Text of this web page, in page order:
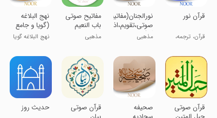
‏‏قرآن نور
قرآن، ترجمه،
‏‏نورالجنان(مفاتیح
صوتی،تقویم،اذان
گو)
مذهبی
مفاتیح صوتی
باب النعیم
مذهبی
‏نهج البلاغه
(گویا و جامع
شروح و
ترجمه)
نهج البلاغه گویا
قرآن صوتی
‏‏صحیفه
‏‏‏قرآن صوتی
‏‏‏‏‏‏‏‏‏‏‏‏حدیث روز